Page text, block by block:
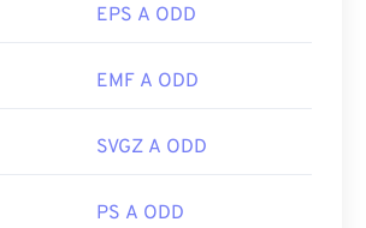
EPS A ODD
EMF A ODD
SVGZ A ODD
PS A ODD